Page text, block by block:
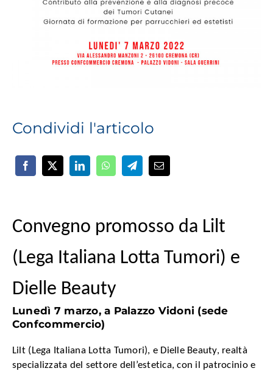
Condividi l'articolo
Convegno promosso da Lilt
(Lega Italiana Lotta Tumori) e
Dielle Beauty
Lunedì 7 marzo, a Palazzo Vidoni (sede
Confcommercio)
Lilt (Lega Italiana Lotta Tumori), e Dielle Beauty, realtà
specializzata del settore dell’estetica, con il patrocinio e